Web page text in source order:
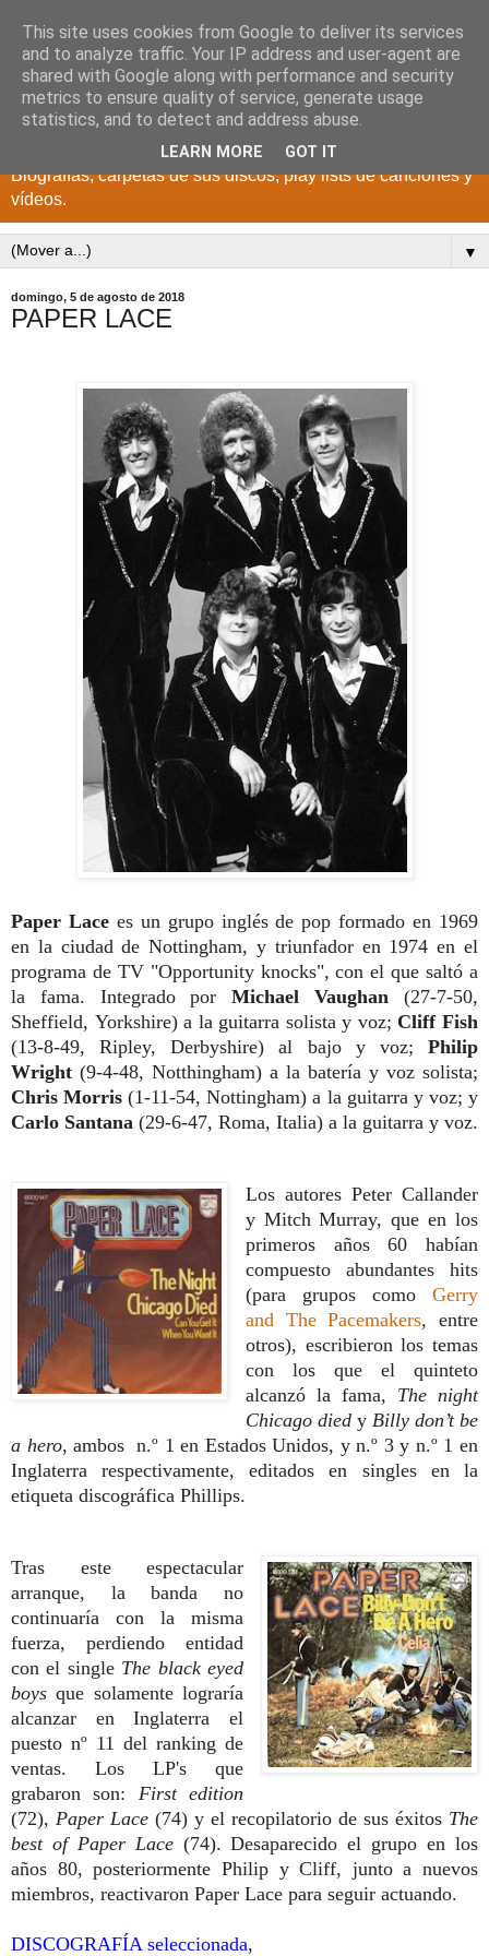
DISCOS PARA EL
RECUERDO
CANTANTES Y GRUPOS DE LOS AÑOS 1950 a 2022.
Biografías, carpetas de sus discos, play lists de canciones y
vídeos.
▼
domingo, 5 de agosto de 2018
PAPER LACE
Paper Lacees un grupo inglés de pop formado en 1969
en la ciudad de Nottingham, y triunfador en 1974 en el
programa de TV "Opportunity knocks", con el que saltó a
la fama. Integrado porMichael Vaughan (27-7-50,
Sheffield, Yorkshire) a la guitarra solista y voz; CliffFish
(13-8-49, Ripley, Derbyshire) al bajo y voz;Philip
Wright (9-4-48, Notthingham) a la batería y voz solista;
Chris Morris (1-11-54, Nottingham) a la guitarra y voz; y
Carlo Santana (29-6-47, Roma, Italia) a la guitarra y voz.
Los autores Peter Callander
y Mitch Murray, que en los
primeros años 60 habían
compuesto abundantes hits
(para grupos comoGerry
and The Pacemakers, entre
otros), escribieron los temas
con los que el quinteto
alcanzó la fama, The night
Chicago diedy Billy don’t be
a hero, ambos n.º 1 en Estados Unidos, y n.º 3 y n.º 1 en
Inglaterra respectivamente, editados en singles en la
etiqueta discográfica Phillips.
Tras este espectacular
arranque, la banda no
continuaría con la misma
fuerza, perdiendo entidad
con el single The black eyed
boys que solamente lograría
alcanzar en Inglaterra el
puesto nº 11 del ranking de
ventas. Los LP's que
grabaron son: First edition
(72), Paper Lace (74) y el recopilatorio de sus éxitos The
best of Paper Lace (74). Desaparecido el grupo en los
años 80, posteriormente Philip y Cliff, junto a nuevos
miembros, reactivaron Paper Lace para seguir actuando.
DISCOGRAFÍA seleccionada,
This site uses cookies from Google to deliver its services
and to analyze traffic. Your IP address and user-agent are
shared with Google along with performance and security
metrics to ensure quality of service, generate usage
statistics, and to detect and address abuse.
LEARN MORE GOT IT